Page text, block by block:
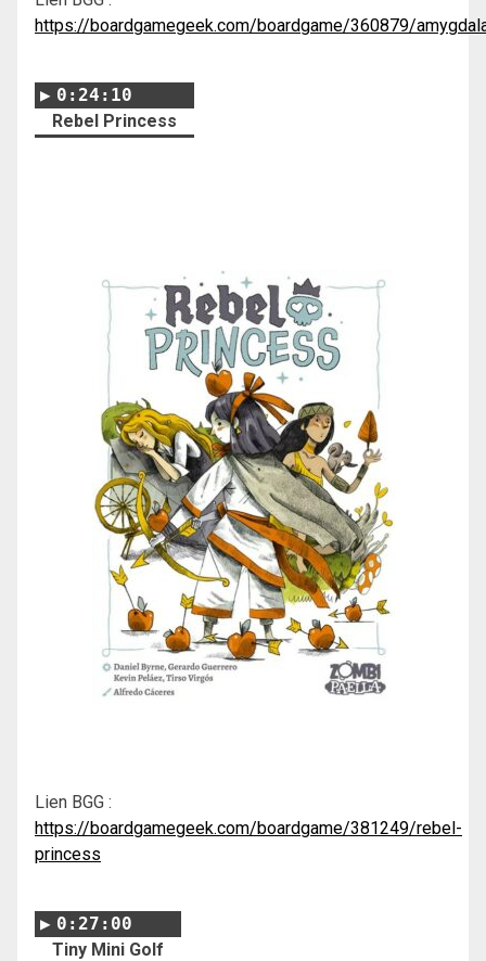
https://boardgamegeek.com/boardgame/360879/
0:24:10
Rebel Princess
Lien BGG :
https://boardgamegeek.com/boardgame/381249/rebel-
princess
0:27:00
Tiny Mini Golf